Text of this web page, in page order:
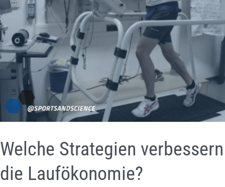
Welche Strategien verbessern
die Laufökonomie?